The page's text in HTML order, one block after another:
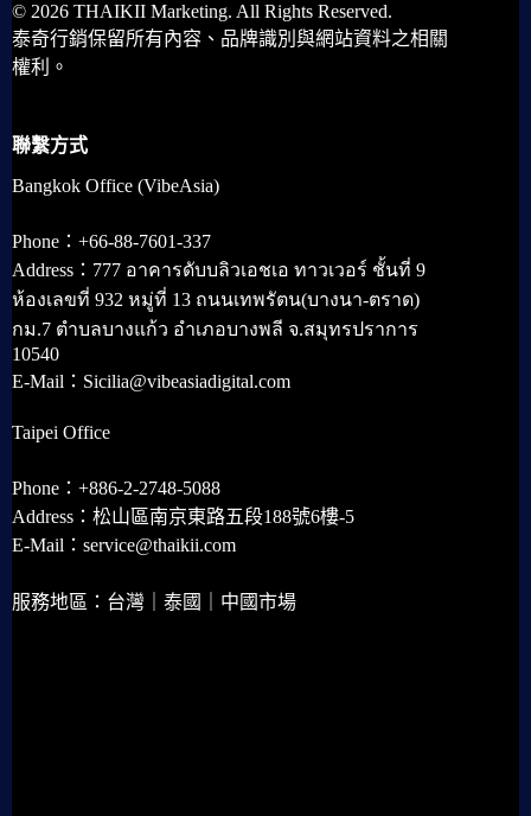
© 2026 THAIKII Marketing. All Rights Reserved.
泰奇行銷保留所有內容、品牌識別與網站資料之相關
權利。
聯繫方式
Bangkok Office (VibeAsia)
Phone：+66-88-7601-337
Address：777 อาคารดับบลิวเอชเอ ทาวเวอร์ ชั้นที่ 9
ห้องเลขที่ 932 หมู่ที่ 13 ถนนเทพรัตน(บางนา-ตราด)
กม.7 ตำบลบางแก้ว อำเภอบางพลี จ.สมุทรปราการ
10540
E-Mail：Sicilia@vibeasiadigital.com
Taipei Office
Phone：+886-2-2748-5088
Address：松山區南京東路五段188號6樓-5
E-Mail：service@thaikii.com
服務地區：台灣｜泰國｜中國市場